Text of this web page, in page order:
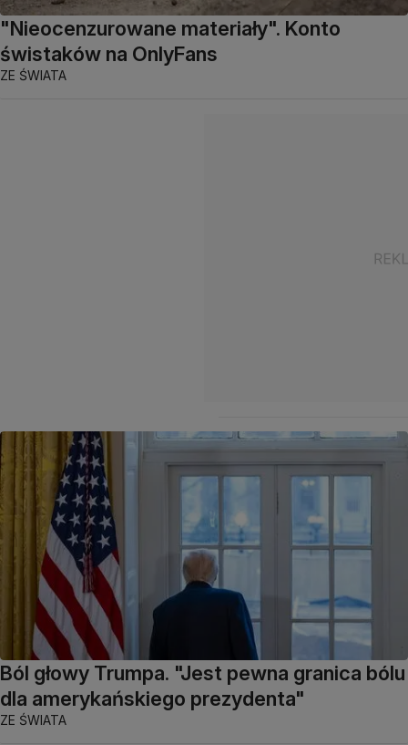
"Nieocenzurowane materiały". Konto
świstaków na OnlyFans
ZE ŚWIATA
Ból głowy Trumpa. "Jest pewna granica bólu
dla amerykańskiego prezydenta"
ZE ŚWIATA